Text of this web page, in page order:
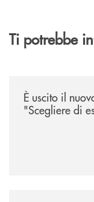
Ti potrebbe
È uscito il
"Scegliere di